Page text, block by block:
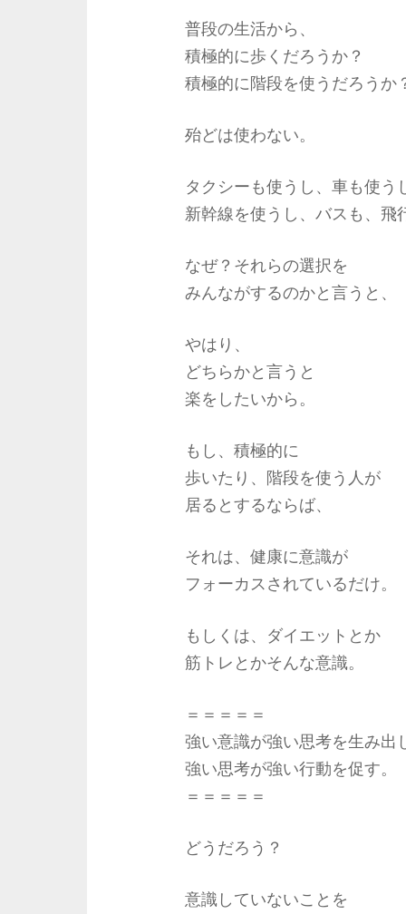
普段の生活から、
積極的に歩くだろうか？
積極的に階段を使うだろうか
殆どは使わない。
タクシーも使うし、車も使う
新幹線を使うし、バスも、飛
なぜ？それらの選択を
みんながするのかと言うと、
やはり、
どちらかと言うと
楽をしたいから。
もし、積極的に
歩いたり、階段を使う人が
居るとするならば、
それは、健康に意識が
フォーカスされているだけ。
もしくは、ダイエットとか
筋トレとかそんな意識。
＝＝＝＝＝
強い意識が強い思考を生み出
強い思考が強い行動を促す。
＝＝＝＝＝
どうだろう？
意識していないことを